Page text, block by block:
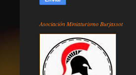
Asociación Miniaturismo Burjassot